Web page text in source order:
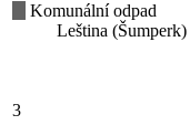
Komunální odpad
Leština (Šumperk)
3